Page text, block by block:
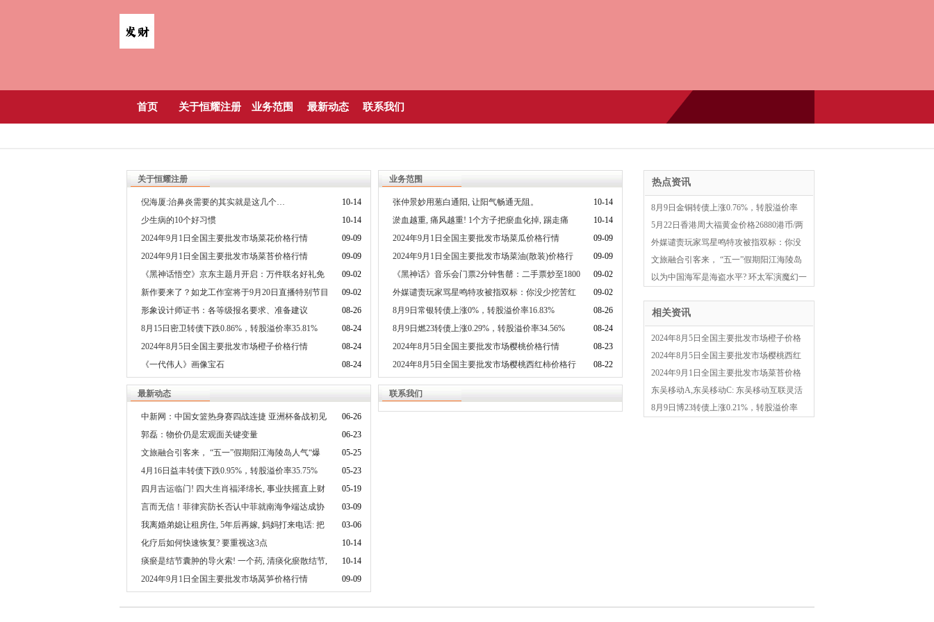
首页 关于恒耀注册 业务范围 最新动态 联系我们
关于恒耀注册
倪海厦:治鼻炎需要的其实就是这几个…
10-14
少生病的10个好习惯
10-14
2024年9月1日全国主要批发市场菜花价格行情
09-09
2024年9月1日全国主要批发市场菜苔价格行情
09-09
《黑神话悟空》京东主题月开启：万件联名好礼免
费送
09-02
新作要来了？如龙工作室将于9月20日直播特别节目
09-02
形象设计师证书：各等级报名要求、准备建议
08-26
8月15日密卫转债下跌0.86%，转股溢价率35.81%
08-24
2024年8月5日全国主要批发市场橙子价格行情
08-24
《一代伟人》画像宝石
08-24
业务范围
张仲景妙用葱白通阳, 让阳气畅通无阻。
10-14
淤血越重, 痛风越重! 1个方子把瘀血化掉, 踢走痛
风、降尿酸
10-14
2024年9月1日全国主要批发市场菜瓜价格行情
09-09
2024年9月1日全国主要批发市场菜油(散装)价格行
情
09-09
《黑神话》音乐会门票2分钟售罄：二手票炒至1800
元
09-02
外媒谴责玩家骂星鸣特攻被指双标：你没少挖苦红
霞岛
09-02
8月9日常银转债上涨0%，转股溢价率16.83%
08-26
8月9日燃23转债上涨0.29%，转股溢价率34.56%
08-24
2024年8月5日全国主要批发市场樱桃价格行情
08-23
2024年8月5日全国主要批发市场樱桃西红柿价格行
08-22
最新动态
中新网：中国女篮热身赛四战连捷 亚洲杯备战初见
成效_中国队_比赛_宫鲁鸣
06-26
郭磊：物价仍是宏观面关键变量
06-23
文旅融合引客来， “五一”假期阳江海陵岛人气“爆
棚”
05-25
4月16日益丰转债下跌0.95%，转股溢价率35.75%
05-23
四月吉运临门! 四大生肖福泽绵长, 事业扶摇直上财
源滚滚
05-19
言而无信！菲律宾防长否认中菲就南海争端达成协
议
03-09
我离婚弟媳让租房住, 5年后再嫁, 妈妈打来电话: 把
存款留给你弟
03-06
化疗后如何快速恢复? 要重视这3点
10-14
痰瘀是结节囊肿的导火索! 一个药, 清痰化瘀散结节,
专治囊肿增生
10-14
2024年9月1日全国主要批发市场莴笋价格行情
09-09
联系我们
热点资讯
8月9日金铜转债上涨0.76%，转股溢价率
30.38%
5月22日香港周大福黄金价格26880港币/两
外媒谴责玩家骂星鸣特攻被指双标：你没
少挖苦红霞岛
文旅融合引客来， “五一”假期阳江海陵岛
人气“爆棚”
以为中国海军是海盗水平? 环太军演魔幻一
相关资讯
2024年8月5日全国主要批发市场橙子价格
行情
2024年8月5日全国主要批发市场樱桃西红
柿价格行情
2024年9月1日全国主要批发市场菜苔价格
行情
东吴移动A,东吴移动C: 东吴移动互联灵活
配置混合型证券投资基金2024年第2季
8月9日博23转债上涨0.21%，转股溢价率